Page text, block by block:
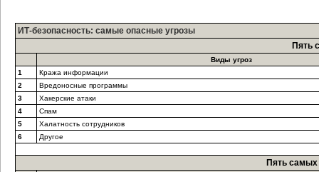
ИТ-безопасность: самые опасные угрозы
Пять
Виды угроз
1
Кража информации
2
Вредоносные программы
3
Хакерские атаки
4
Спам
5
Халатность сотрудников
6
Другое
Пять самых